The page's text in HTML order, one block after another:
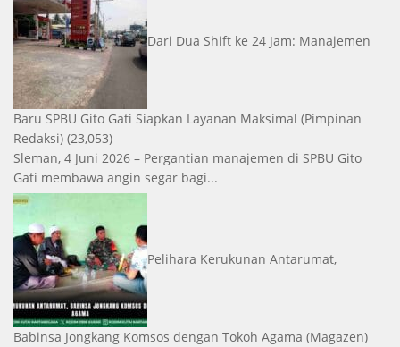
Dari Dua Shift ke 24 Jam: Manajemen
Baru SPBU Gito Gati Siapkan Layanan Maksimal (Pimpinan
Redaksi) (23,053)
Sleman, 4 Juni 2026 – Pergantian manajemen di SPBU Gito
Gati membawa angin segar bagi...
Pelihara Kerukunan Antarumat,
Babinsa Jongkang Komsos dengan Tokoh Agama (Magazen)